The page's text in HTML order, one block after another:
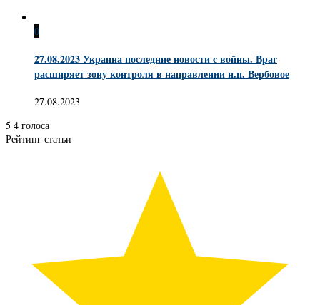
0
27.08.2023 Украина последние новости с войны. Враг
расширяет зону контроля в направлении н.п. Вербовое
27.08.2023
5 4 голоса
Рейтинг статьи